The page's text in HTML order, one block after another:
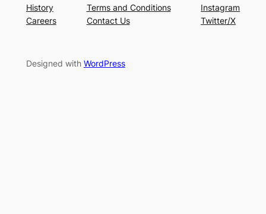
History
Careers
Terms and Conditions
Contact Us
Instagram
Twitter/X
Designed with WordPress